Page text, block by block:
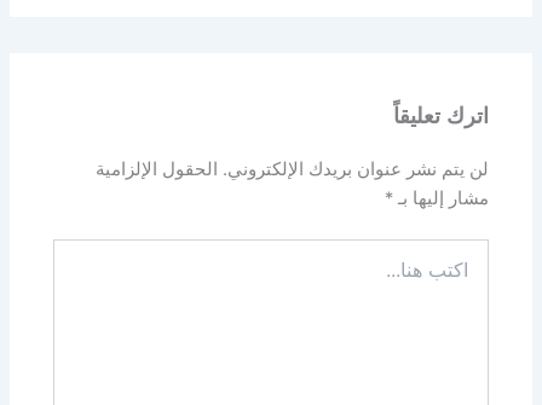
اترك تعليقاً
لن يتم نشر عنوان بريدك الإلكتروني.
الحقول الإلزامية
مشار إليها بـ*
هنا...